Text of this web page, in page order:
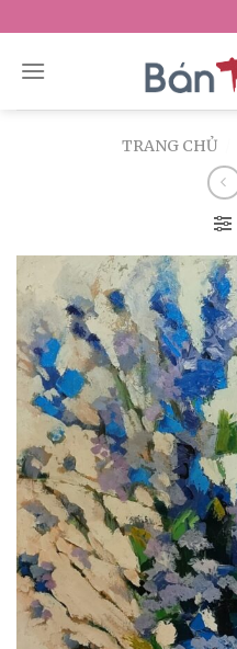
to
content
TRANG CHỦ